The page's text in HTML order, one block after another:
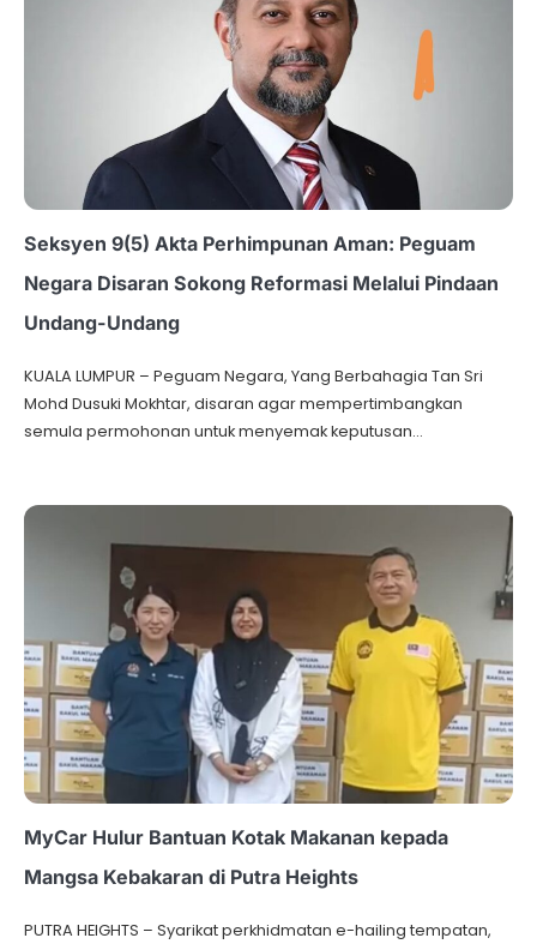
Seksyen 9(5) Akta Perhimpunan Aman: Peguam
Negara Disaran Sokong Reformasi Melalui Pindaan
Undang-Undang
KUALA LUMPUR – Peguam Negara, Yang Berbahagia Tan Sri
Mohd Dusuki Mokhtar, disaran agar mempertimbangkan
semula permohonan untuk menyemak keputusan…
MyCar Hulur Bantuan Kotak Makanan kepada
Mangsa Kebakaran di Putra Heights
PUTRA HEIGHTS – Syarikat perkhidmatan e-hailing tempatan,